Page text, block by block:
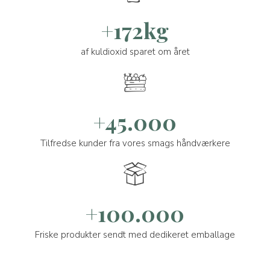
+172kg
af kuldioxid sparet om året
+45.000
Tilfredse kunder fra vores smags håndværkere
+100.000
Friske produkter sendt med dedikeret emballage